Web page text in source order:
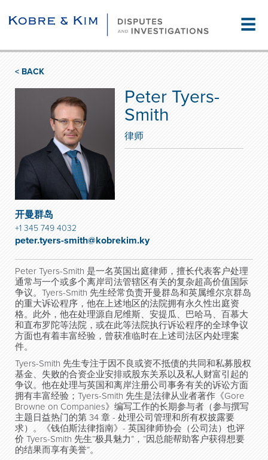
☰
< BACK
Peter Tyers-
Smith
律师
开曼群岛
+1 345 749 4032
peter.tyers-smith@kobrekim.ky
Peter Tyers-Smith 是一名英国出庭律师，擅长代表客户处理
通常与一个或多个离岸司法管辖区有关的复杂超高价值国际
争议。Tyers-Smith 先生经常负责开曼群岛和英属维尔京群岛
的重大诉讼程序，他在上述地区的法院拥有永久性出庭资
格。此外，他在处理源自尼维斯、安提瓜、巴哈马、百慕大
和直布罗陀等法院，或在此等法院执行诉讼程序的全球争议
方面也有着丰富经验，曾获准临时在上述司法区内处理案
件。
Tyers-Smith 先生专注于因不良或资不抵债的共同和私募股权
基金、失败的合资企业安排或股东关系以及私人财富引起的
争议。他在处理与英国和离岸注册公司事务有关的诉讼方面
拥有丰富经验；Tyers-Smith 先生是法律从业者著作《Gore
Browne on Companies》编写工作的长期参与者（参与撰写
主题日益热门的第 34 章 - 处理公司管理和所有权披露要
求）。《钱伯斯法律指南》- 英国律师协会（公司法）也评
价 Tyers-Smith 先生“极具魅力”，“因总能帮助客户获得想要
的结果而享有美誉”。